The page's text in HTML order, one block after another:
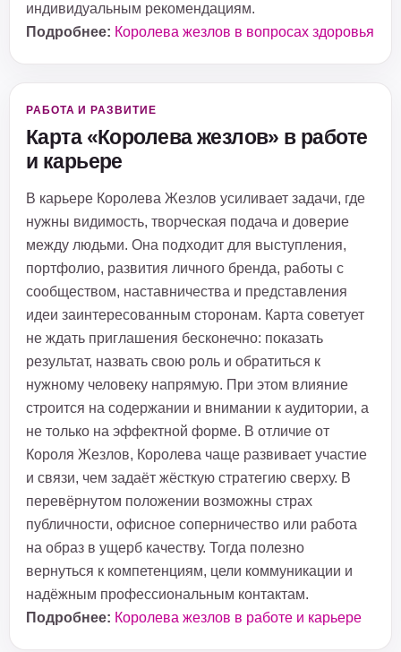
индивидуальным рекомендациям.
Подробнее: Королева жезлов в вопросах здоровья
РАБОТА И РАЗВИТИЕ
Карта «Королева жезлов» в работе
и карьере
В карьере Королева Жезлов усиливает задачи, где
нужны видимость, творческая подача и доверие
между людьми. Она подходит для выступления,
портфолио, развития личного бренда, работы с
сообществом, наставничества и представления
идеи заинтересованным сторонам. Карта советует
не ждать приглашения бесконечно: показать
результат, назвать свою роль и обратиться к
нужному человеку напрямую. При этом влияние
строится на содержании и внимании к аудитории, а
не только на эффектной форме. В отличие от
Короля Жезлов, Королева чаще развивает участие
и связи, чем задаёт жёсткую стратегию сверху. В
перевёрнутом положении возможны страх
публичности, офисное соперничество или работа
на образ в ущерб качеству. Тогда полезно
вернуться к компетенциям, цели коммуникации и
надёжным профессиональным контактам.
Подробнее: Королева жезлов в работе и карьере